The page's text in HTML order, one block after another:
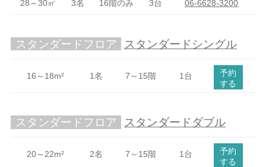
28～30㎡ 3名 16階のみ 3台 06-6628-3200
スタンダードフロア スタンダードシングル
16～18m² 1名 7～15階 1台
予約
する
スタンダードフロア スタンダードダブル
20～22m² 2名 7～15階 1台
予約
する